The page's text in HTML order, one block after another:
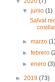
▼junio(1)
Salvat
►marzo
►febrero
►enero(3)
► 2019 (73)